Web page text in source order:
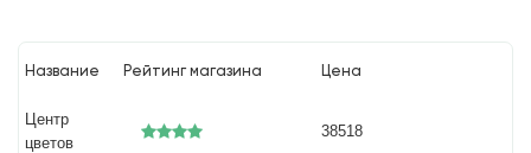
Название Рейтинг магазина Цена
Центр
цветов
38518